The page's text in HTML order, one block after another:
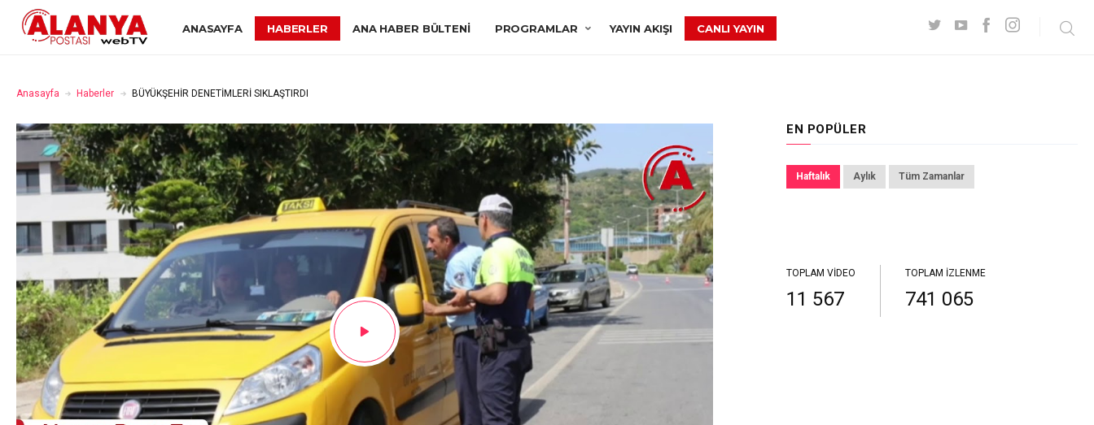
ANASAYFA HABERLER ANA HABER BÜLTENI PROGRAMLAR YAYIN AKIŞI CANLI YAYIN
Anasayfa Haberler BÜYÜKŞEHİR DENETİMLERİ SIKLAŞTIRDI
EN POPÜLER
Haftalık Aylık Tüm Zamanlar
TOPLAM VIDEO
11 567
TOPLAM İZLENME
741 065